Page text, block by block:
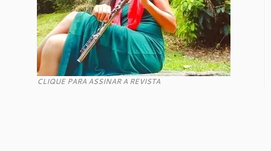
CLIQUE PARA ASSINAR A REVISTA